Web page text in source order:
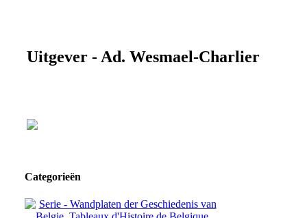
Uitgever - Ad. Wesmael-Charlier
Categorieën